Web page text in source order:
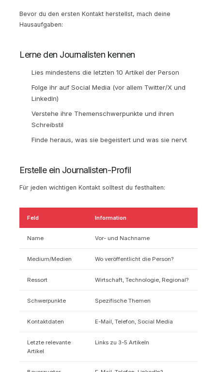
Bevor du den ersten Kontakt herstellst, mach deine
Hausaufgaben:
Lerne den Journalisten kennen
Lies mindestens die letzten 10 Artikel der Person
Folge ihr auf Social Media (vor allem Twitter/X und
LinkedIn)
Verstehe ihre Themenschwerpunkte und ihren
Schreibstil
Finde heraus, was sie begeistert und was sie nervt
Erstelle ein Journalisten-Profil
Für jeden wichtigen Kontakt solltest du festhalten:
Feld Information
Name Vor- und Nachname
Medium/Medien Wo veröffentlicht die Person?
Ressort Wirtschaft, Technologie, Regional?
Schwerpunkte Spezifische Themen
Kontaktdaten E-Mail, Telefon, Social Media
Letzte relevante
Artikel
Links zu 3-5 Artikeln